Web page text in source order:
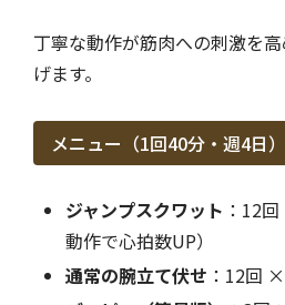
丁寧な動作が筋肉への刺激を
げます。
メニュー（1回40分・週4日）
ジャンプスクワット ：12
動作で心拍数UP）
通常の腕立て伏せ ：12回